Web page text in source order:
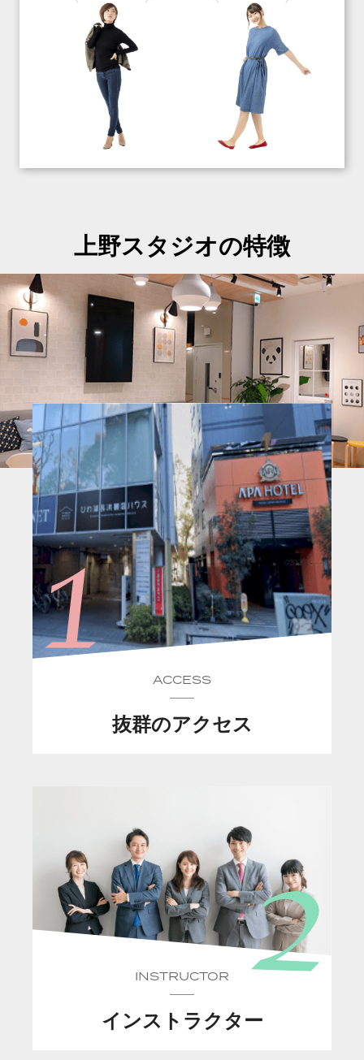
上野スタジオの特徴
ACCESS
抜群のアクセス
INSTRUCTOR
インストラクター